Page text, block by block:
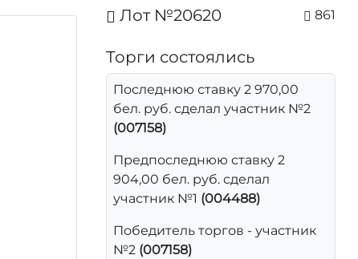
Лот №20620 861
Торги состоялись
Последнюю ставку 2 970,00
бел. руб. сделал участник №2
(007158)
Предпоследнюю ставку 2
904,00 бел. руб. сделал
участник №1 (004488)
Победитель торгов - участник
№2 (007158)